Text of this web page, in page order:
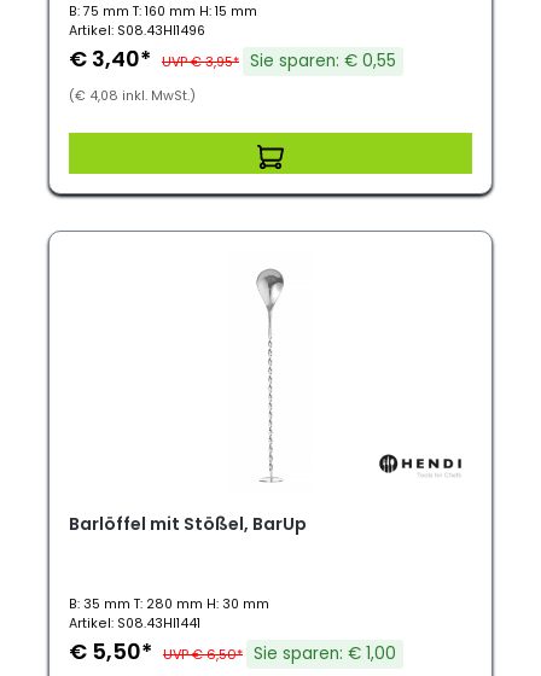
B: 75 mm T: 160 mm H: 15 mm
Artikel: S08.43HI1496
€ 3,40* UVP € 3,95* Sie sparen: € 0,55
(€ 4,08 inkl. MwSt.)
Barlöffel mit Stößel, BarUp
B: 35 mm T: 280 mm H: 30 mm
Artikel: S08.43HI1441
€ 5,50* UVP € 6,50* Sie sparen: € 1,00